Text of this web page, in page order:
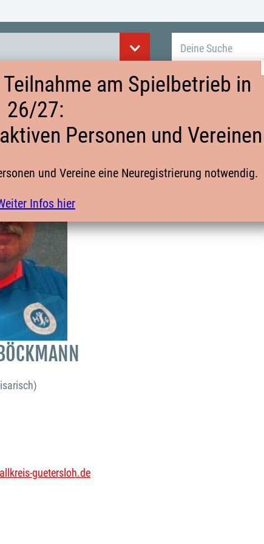
guetersloh.de
am Spielbetrieb in
26/27:
Personen und Vereinen
und Vereine eine Neuregistrierung notwendig.
Infos hier